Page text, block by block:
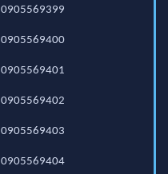
0905569399
0905569400
0905569401
0905569402
0905569403
0905569404